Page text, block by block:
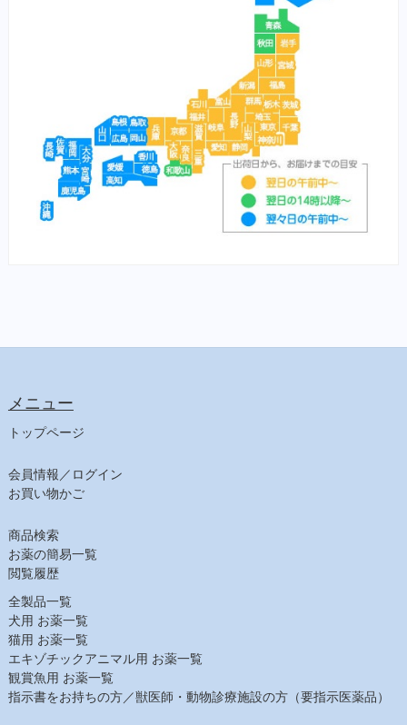
将軍
横綱
紅富士
赤富士
【日用品】
注射針・シリンジ
ヘアケア
スキンケア
耳ケア
デンタルケア
その他フード
メニュー
トップページ
会員情報／ログイン
お買い物かご
商品検索
お薬の簡易一覧
閲覧履歴
全製品一覧
犬用 お薬一覧
猫用 お薬一覧
エキゾチックアニマル用 お薬一覧
観賞魚用 お薬一覧
指示書をお持ちの方／獣医師・動物診療施設の方（要指示医薬品）